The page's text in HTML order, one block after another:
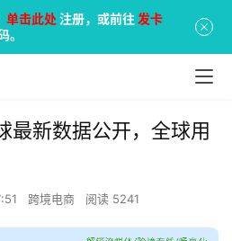
最新数据公开，全球用
跨境电商 阅读 5241
单击此处注册，或前往 发卡
。